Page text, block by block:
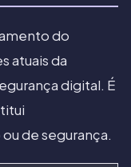
do
atuais da
digital. É
de segurança.